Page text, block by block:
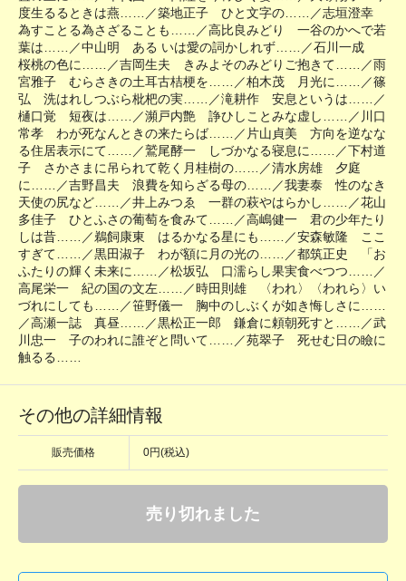
度生るるときは燕……／築地正子 ひと文字の……／志垣澄幸
為すことる為さざることも……／高比良みどり 一谷のかへで若
葉は……／中山明 ある いは愛の詞かしれず……／石川一成
桜桃の色に……／吉岡生夫 きみよそのみどりご抱きて……／雨
宮雅子 むらさきの土耳古桔梗を……／柏木茂 月光に……／篠
弘 洗はれしつぶら枇杷の実……／滝耕作 安息というは……／
樋口覚 短夜は……／瀕戸内艶 諍ひしことみな虚し……／川口
常孝 わが死なんときの来たらば……／片山貞美 方向を逆なな
る住居表示にて……／鷲尾酵一 しづかなる寝息に……／下村道
子 さかさまに吊られて乾く月桂樹の……／清水房雄 夕庭
に……／吉野昌夫 浪費を知らざる母の……／我妻泰 性のなき
天使の尻など……／井上みつゑ 一群の萩やはらかし……／花山
多佳子 ひとふさの葡萄を食みて……／高嶋健一 君の少年たり
しは昔……／鵜飼康東 はるかなる星にも……／安森敏隆 ここ
すぎて……／黒田淑子 わが額に月の光の……／都筑正史 「お
ふたりの輝く未来に……／松坂弘 口濡らし果実食べつつ……／
高尾栄一 紀の国の文左……／時田則雄 〈われ〉〈われら〉い
づれにしても……／笹野儀一 胸中のしぶくが如き悔しさに……
／高瀬一誌 真昼……／黒松正一郎 鎌倉に頼朝死すと……／武
川忠一 子のわれに誰ぞと問いて……／苑翠子 死せむ日の瞼に
触るる……
その他の詳細情報
販売価格 0円(税込)
売り切れました